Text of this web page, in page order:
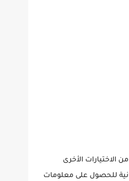
الاختيارات الأخرى
للحصول على معلومات